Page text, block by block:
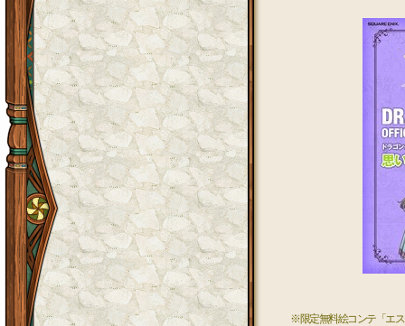
※限定無料絵コンテ「エ